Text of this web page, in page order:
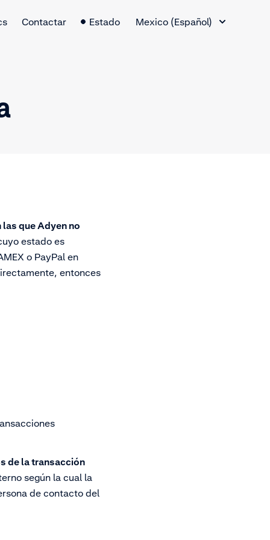
Contactar Estado
Mexico (Español)
que Adyen no
estado es
o PayPal en
entonces
de la transacción
según la cual la
de contacto del